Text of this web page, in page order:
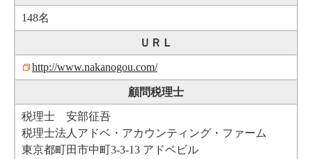
148名
ＵＲＬ
http://www.nakanogou.com/
顧問税理士
税理士 安部征吾
税理士法人アドベ・アカウンティング・ファーム
東京都町田市中町3-3-13 アドベビル